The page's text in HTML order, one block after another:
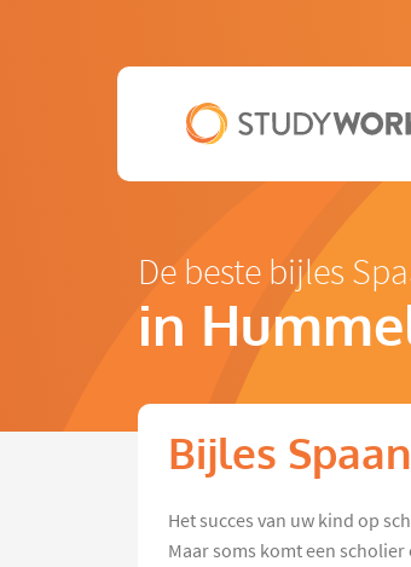
De beste bijles
in
Bijles
Het succes van uw kind op
Maar soms komt een